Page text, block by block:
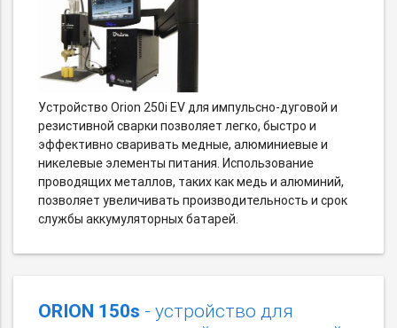
Устройство Orion 250i EV для импульсно-дуговой и
резистивной сварки позволяет легко, быстро и
эффективно сваривать медные, алюминиевые и
никелевые элементы питания. Использование
проводящих металлов, таких как медь и алюминий,
позволяет увеличивать производительность и срок
службы аккумуляторных батарей.
ORION 150s - устройство для